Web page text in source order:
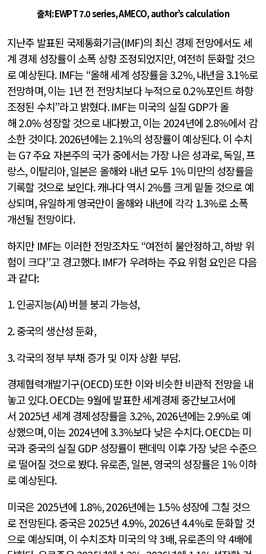
출처: EWPT 7.0 series, AMECO, author’s calculation
지난주 발표된 국제통화기금(IMF)의 최신 경제 전망에서도 세
계 경제 성장률이 소폭 상향 조정되었지만, 여전히 둔화할 것으
로 예상된다. IMF는 “올해 세계 성장률을3.2%,내년을3.1%로
전망하며,이는 1년 전 전망치보다 누적으로0.2%포인트 하향
조정된 수치”라고 밝혔다. IMF는 미국의 실질 GDP가 올
해 2.0%성장할 것으로 내다봤고,이는 2024년에 2.8%에서 감
소한 것이다. 2026년에는2.1%의 성장률이 예상된다.이 수치
는G7주요 자본주의 국가 중에서는 가장 나은 성과로,독일,프
랑스, 이탈리아,일본은 올해와 내년 모두 1%미만의 성장률을
기록할 것으로 보인다.캐나다 역시 2%를 크게 밑돌 것으로 예
상되며,유일하게 영국만이 올해와 내년에 각각 1.3%로 소폭
개선될 전망이다.
하지만 IMF는 이러한 전망조차도 “여전히 불안정하고,하방 위
험이 크다”고 경고했다. IMF가 우려하는 주요 위험 요인은 다음
과 같다:
1.인공지능(AI)버블 붕괴 가능성,
2.중국의 생산성 둔화,
3.각국의 정부 부채 증가 및 이자 상환 부담.
경제협력개발기구(OECD)또한 이와 비슷한 비관적 전망을 내
놓고 있다. OECD는 9월에 발표한 세계경제 중간보고서에
서 2025년 세계 경제성장률을 3.2%, 2026년에는2.9%로 예
상했으며,이는 2024년에 3.3%보다 낮은 수치다. OECD는 미
국과 중국의 실질 GDP 성장률이 팬데믹 이후 가장 낮은 수준으
로 떨어질 것으로 봤다.유로존, 일본, 영국의 성장률은 1%이하
로 예상된다.
미국은 2025년에 1.8%, 2026년에는 1.5%성장에 그칠 것으
로 전망된다.중국은2025년 4.9%, 2026년4.4%로 둔화할 것
으로 예상되며, 이 수치조차 미국의 약3배,유로존의 약4배에